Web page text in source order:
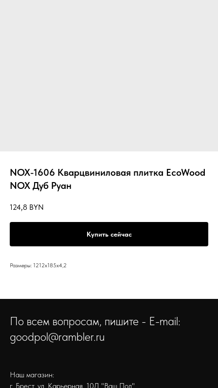
NOX-1606 Кварцвиниловая плитка EcoWood
NOX Дуб Руан
124,8 BYN
Купить сейчас
Размеры: 1212x185x4,2
По всем вопросам, пишите - E-mail:
goodpol@rambler.ru
Наш магазин:
г. Брест, ул. Карьерная, 10Д "Ваш Пол"